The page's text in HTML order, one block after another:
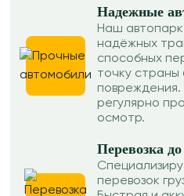
Надежные
Наш
надёжных
способных
точку страны
регулярно
осмотр.
Перевозка
перевозок